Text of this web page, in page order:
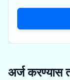
अर्ज करण्यास